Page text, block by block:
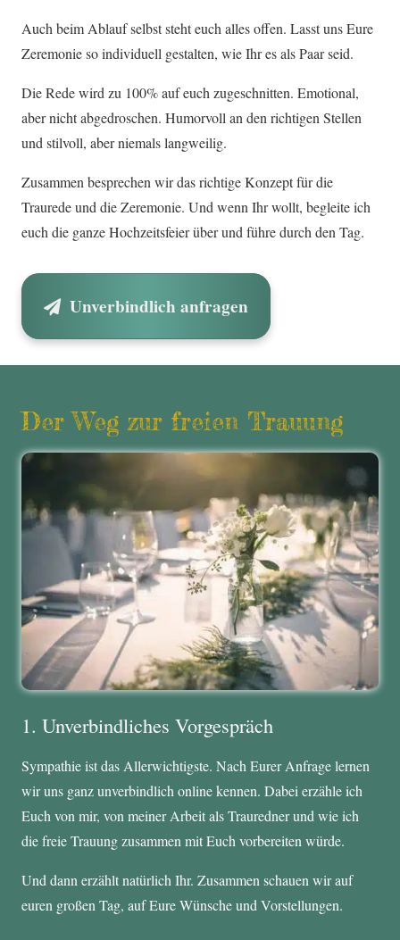
Auch beim Ablauf selbst steht euch alles offen. Lasst uns Eure
Zeremonie so individuell gestalten, wie Ihr es als Paar seid.
Die Rede wird zu 100% auf euch zugeschnitten. Emotional,
aber nicht abgedroschen. Humorvoll an den richtigen Stellen
und stilvoll, aber niemals langweilig.
Zusammen besprechen wir das richtige Konzept für die
Traurede und die Zeremonie. Und wenn Ihr wollt, begleite ich
euch die ganze Hochzeitsfeier über und führe durch den Tag.
Unverbindlich anfragen
Der Weg zur freien Trauung
1. Unverbindliches Vorgespräch
Sympathie ist das Allerwichtigste. Nach Eurer Anfrage lernen
wir uns ganz unverbindlich online kennen. Dabei erzähle ich
Euch von mir, von meiner Arbeit als Trauredner und wie ich
die freie Trauung zusammen mit Euch vorbereiten würde.
Und dann erzählt natürlich Ihr. Zusammen schauen wir auf
euren großen Tag, auf Eure Wünsche und Vorstellungen.